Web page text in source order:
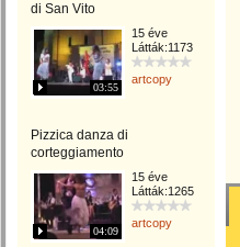
di San Vito
03:55
15 éve
Látták:1173
artcopy
Pizzica danza di
corteggiamento
04:09
15 éve
Látták:1265
artcopy